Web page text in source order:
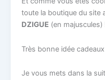
toute la boutique du site
DZIGUE (en majuscules)
Très bonne idée
Je vous mets dans la